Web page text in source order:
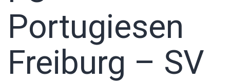
Portugiesen
Freiburg – SV